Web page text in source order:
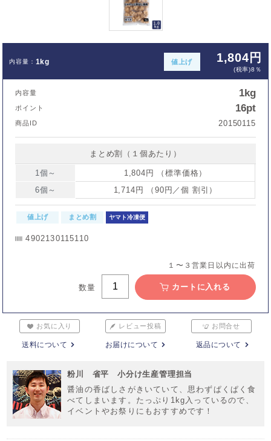
1kg 値上げ 1,804円
(税率)8％
内容量 1kg
ポイント 16pt
商品ID 20150115
まとめ割（１個あたり）
1個～
1,804円 （標準価格）
6個～
1,714円 （90円／個 割引）
値上げ まとめ割 ヤマト冷凍便
4902130115110
１〜３営業日以内に出荷
数量 カートに入れる
お気に入り レビュー投稿 お問合せ
送料について お届けについて 返品について
粉川 省平 小分け生産管理担当
醤油の香ばしさがきいていて、思わずぱくぱく食
べてしまいます。たっぷり1kg入っているので、
イベントやお祭りにもおすすめです！